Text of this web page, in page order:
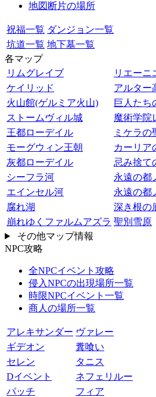
地図断片の場所
祝福一覧 ダンジョン一覧
坑道一覧 地下墓一覧
各マップ
リムグレイブ
リエーニ
ケイリッド
アルター
火山館(ゲルミア火山)
巨人たち
ストームヴィル城
魔術学院
王都ローデイル
ミケラの
モーグウィン王朝
カーリア
灰都ローデイル
忌み捨て
シーフラ河
永遠の都
エインセル河
永遠の都
腐れ湖
深き根の
崩れゆくファルムアズラ 聖別雪原
その他マップ情報
NPC攻略
全NPCイベント攻略
侵入NPCの出現場所一覧
時限NPCイベント一覧
商人の場所一覧
アレキサンダー ヴァレー
ギデオン
糞喰い
セレン
タニス
Dイベント
ネフェリルー
パッチ
フィア